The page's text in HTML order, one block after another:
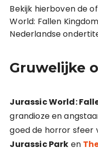
Bekijk hierboven de
World: Fallen
Nederlandse
Gruwelijke
Jurassic World:
grandioze en
goed de horror sfeer
Jurassic Park en